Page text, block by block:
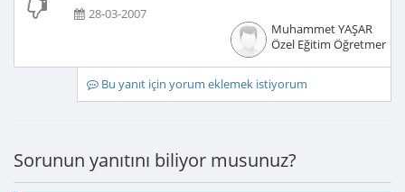
28-03-2007
Muhammet YAŞAR
Özel Eğitim Öğretmeni
Bu yanıt için yorum eklemek istiyorum
Sorunun yanıtını biliyor musunuz?